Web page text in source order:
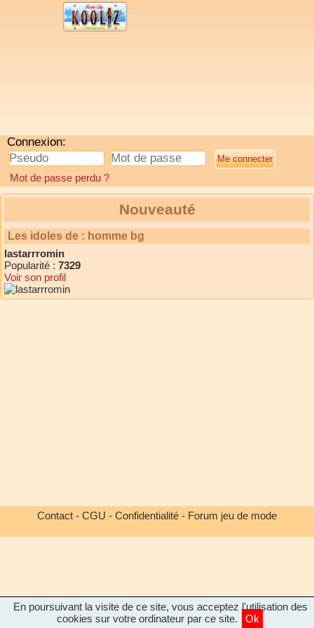
Connexion:
Mot de passe perdu ?
Nouveauté
Les idoles de : homme bg
lastarrromin
Popularité : 7329
Voir son profil
Contact - CGU - Confidentialité - Forum jeu de mode
En poursuivant la visite de ce site, vous acceptez l'utilisation des
cookies sur votre ordinateur par ce site.
Ok